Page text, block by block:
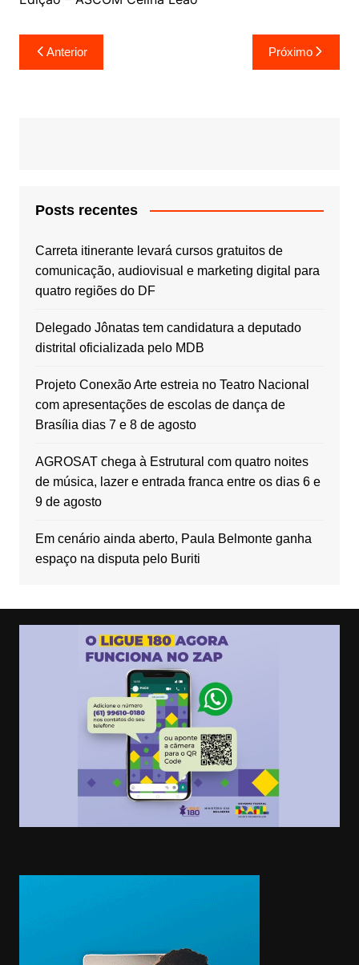
Navegação
de
Anterior Próximo
Posts recentes
Carreta itinerante levará cursos gratuitos de
comunicação, audiovisual e marketing digital para
quatro regiões do DF
Delegado Jônatas tem candidatura a deputado
distrital oficializada pelo MDB
Projeto Conexão Arte estreia no Teatro Nacional
com apresentações de escolas de dança de
Brasília dias 7 e 8 de agosto
AGROSAT chega à Estrutural com quatro noites
de música, lazer e entrada franca entre os dias 6 e
9 de agosto
Em cenário ainda aberto, Paula Belmonte ganha
espaço na disputa pelo Buriti